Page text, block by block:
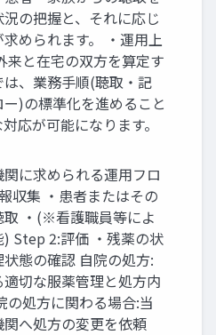
の把握と、それに応じ
められます。 ・運用上
来と在宅の双方を算定す
は、業務手順(聴取・記
)の標準化を進めること
応が可能になります。
に求められる運用フロ
収集 ・患者またはその
取 ・(※看護職員等によ
) Step 2:評価 ・残薬の状
態の確認 自院の処方:
切な服薬管理と処方内
の処方に関わる場合:当
へ処方の変更を依頼